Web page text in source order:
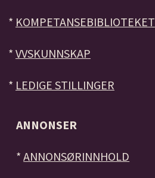
* KOMPETANSEBIBLIOTEKET
* VVSKUNNSKAP
* LEDIGE STILLINGER
ANNONSER
*ANNONSØRINNHOLD